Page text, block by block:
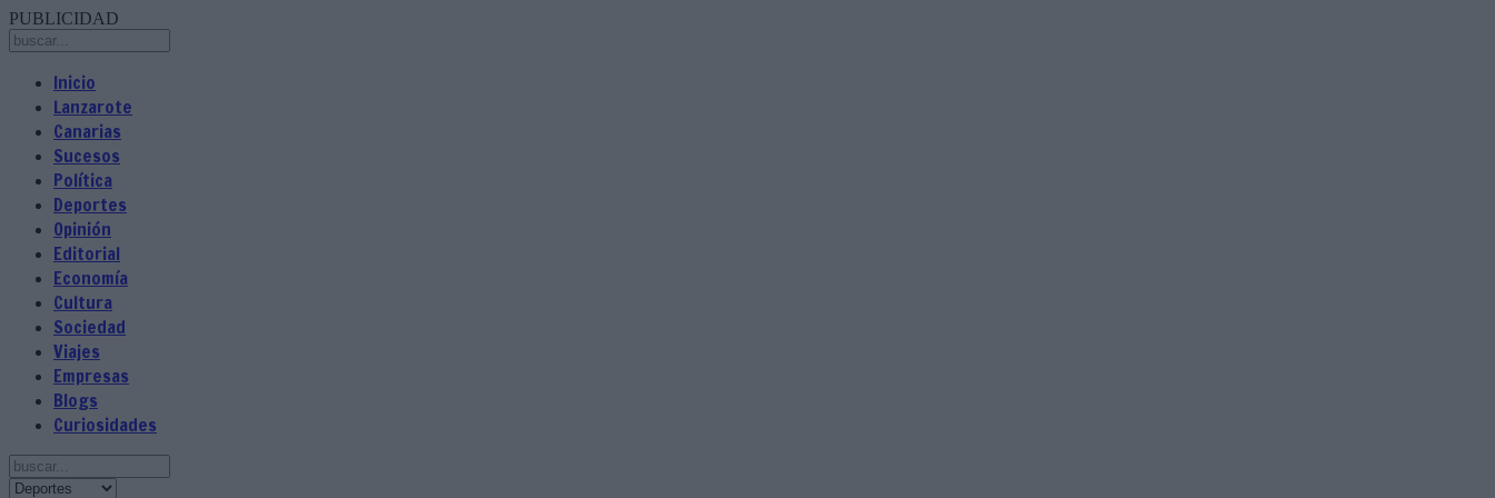
PUBLICIDAD
Inicio
Lanzarote
Canarias
Sucesos
Política
Deportes
Opinión
Editorial
Economía
Cultura
Sociedad
Viajes
Empresas
Blogs
Curiosidades